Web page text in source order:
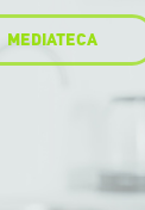
MEDIATECA